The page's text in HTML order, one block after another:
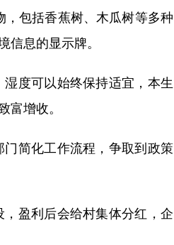
包括香蕉树、木瓜树等多种
信息的显示牌。
度可以始终保持适宜，本生
富增收。
简化工作流程，争取到政策
盈利后会给村集体分红，企